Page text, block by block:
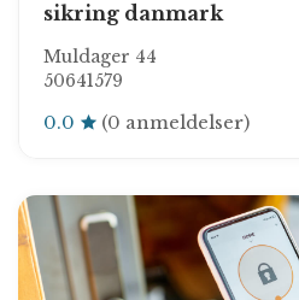
sikring danmark
Muldager 44
50641579
0.0 (0 anmeldelser)